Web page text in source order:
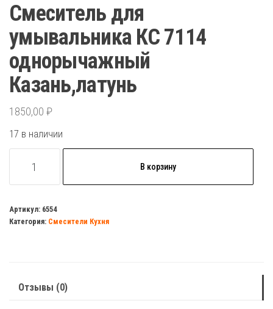
Смеситель для
умывальника КС 7114
однорычажный
Казань,латунь
1850,00 ₽
17 в наличии
товара
для
умывальника
Казань,латунь
В корзину
Артикул: 6554
Категория: Смесители Кухня
Отзывы (0)